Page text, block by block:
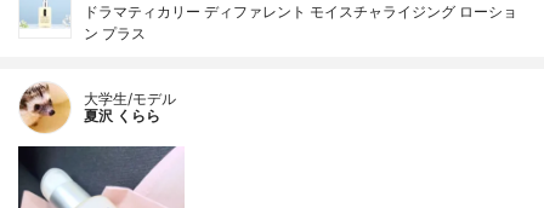
ドラマティカリー ディファレント モイスチャライジング ローショ
ン プラス
大学生/モデル
夏沢 くらら